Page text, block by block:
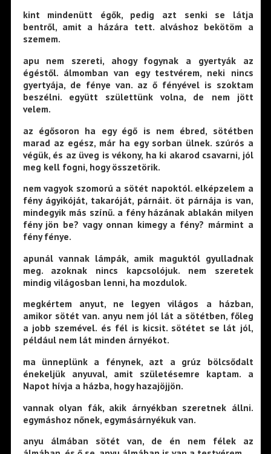
kint mindenütt égők, pedig azt senki se látja
bentről, amit a házára tett. alváshoz bekötöm a
szemem.
apu nem szereti, ahogy fogynak a gyertyák az
égéstől. álmomban van egy testvérem, neki nincs
gyertyája, de fénye van. az ő fényével is szoktam
beszélni. együtt születtünk volna, de nem jött
velem.
az égősoron ha egy égő is nem ébred, sötétben
marad az egész, már ha egy sorban ülnek. szúrós a
végük, és az üveg is vékony, ha ki akarod csavarni, jól
meg kell fogni, hogy összetörik.
nem vagyok szomorú a sötét napoktól. elképzelem a
fény ágyikóját, takaróját, párnáit. öt párnája is van,
mindegyik más színű. a fény házának ablakán milyen
fény jön be? vagy onnan kimegy a fény? mármint a
fény fénye.
apunál vannak lámpák, amik maguktól gyulladnak
meg. azoknak nincs kapcsolójuk. nem szeretek
mindig világosban lenni, ha mozdulok.
megkértem anyut, ne legyen világos a házban,
amikor sötét van. anyu nem jól lát a sötétben, főleg
a jobb szemével. és fél is kicsit. sötétet se lát jól,
például nem lát minden árnyékot.
ma ünneplünk a fénynek, azt a grúz bölcsődalt
énekeljük anyuval, amit születésemre kaptam. a
Napot hívja a házba, hogy hazajöjjön.
vannak olyan fák, akik árnyékban szeretnek állni.
egymáshoz nőnek, egymásárnyékuk van.
anyu álmában sötét van, de én nem félek az